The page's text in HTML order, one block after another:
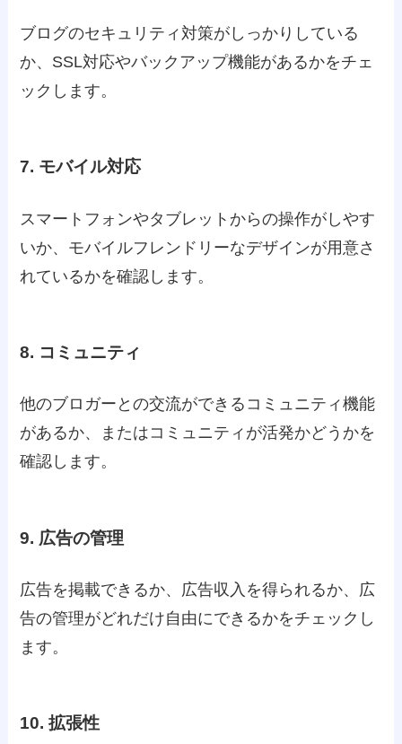
ブログのセキュリティ対策がしっかりしている
か、SSL対応やバックアップ機能があるかをチェ
ックします。
7. モバイル対応
スマートフォンやタブレットからの操作がしやす
いか、モバイルフレンドリーなデザインが用意さ
れているかを確認します。
8. コミュニティ
他のブロガーとの交流ができるコミュニティ機能
があるか、またはコミュニティが活発かどうかを
確認します。
9. 広告の管理
広告を掲載できるか、広告収入を得られるか、広
告の管理がどれだけ自由にできるかをチェックし
ます。
10. 拡張性